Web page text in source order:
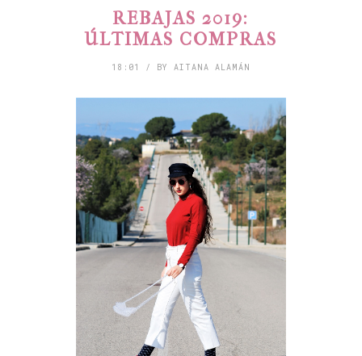
REBAJAS 2019:
ÚLTIMAS COMPRAS
18:01 / BY AITANA ALAMÁN